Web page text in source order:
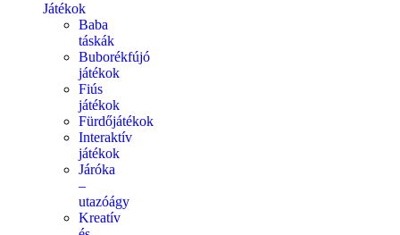
Játékok
Baba
táskák
Buborékfújó
játékok
Fiús
játékok
Fürdőjátékok
Interaktív
játékok
Járóka
–
utazóágy
Kreatív